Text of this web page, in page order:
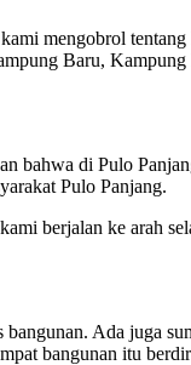
mengobrol
Baru,
di Pulo
Pulo Panjang.
berjalan ke arah
Ada juga
bangunan itu